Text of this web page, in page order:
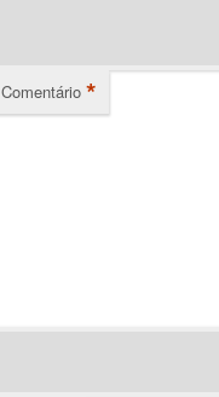
Comentário *